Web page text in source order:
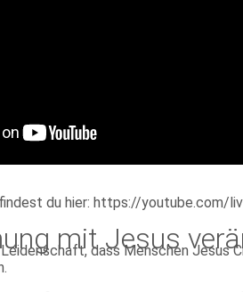
mit Jesus
du hier: https://youtube.com/
dass Menschen Jesus